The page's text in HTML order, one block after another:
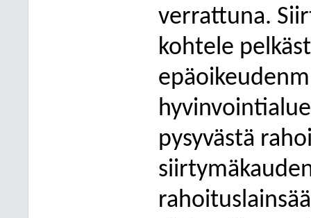
verrattuna.
kohtele
pysyvästä